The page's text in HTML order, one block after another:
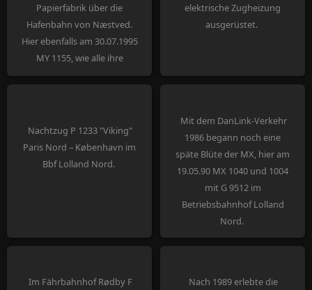
Papierfabrik über die
Hafenbahn von Næstved.
Hier ebenfalls am 30.07.1995
MY 1155, wie alle ihre
verbliebenen Schwestern
ausgerüstet.
elektrische Zugheizung
ausgerüstet.
Nachtzug P 1233 "Viking"
Paris Nord – København im
Bbf Lolland Nord.
Mit dem DanLink-Verkehr
1986 begann noch eine
späte Blüte der MX, hier am
19.05.90 MX 1040 und 1004
mit G 9512 im
Betriebsbahnhof Lolland
Nord.
Im Fährbahnhof Rødby F
Nach 1989 erlebte die